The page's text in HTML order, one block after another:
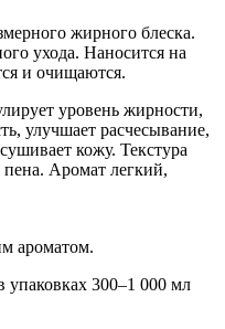
жирного блеска.
ухода. Наносится на
и очищаются.
уровень жирности,
улучшает расчесывание,
кожу. Текстура
пена. Аромат легкий,
ароматом.
упаковках 300–1 000 мл